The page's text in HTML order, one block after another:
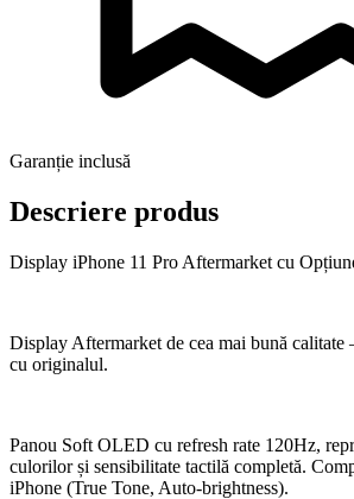
Garanție inclusă
Descriere produs
Display iPhone 11 Pro Aftermarket cu
Display Aftermarket de cea mai bună
cu originalul.
Panou Soft OLED cu refresh rate 120Hz,
culorilor și sensibilitate tactilă completă.
iPhone (True Tone, Auto-brightness).